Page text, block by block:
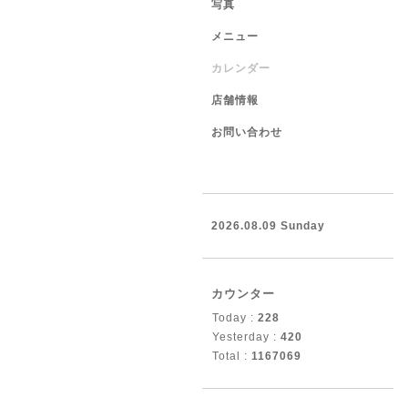
写真
メニュー
カレンダー
店舗情報
お問い合わせ
2026.08.09 Sunday
カウンター
Today : 228
Yesterday : 420
Total : 1167069